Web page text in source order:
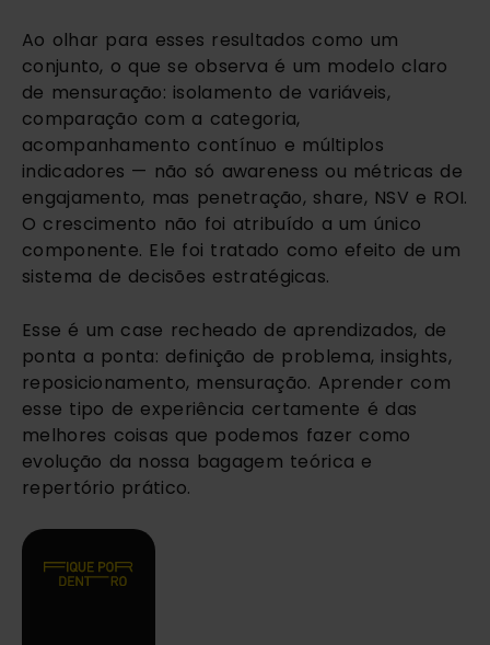
Ao olhar para esses resultados como um
conjunto, o que se observa é um modelo claro
de mensuração: isolamento de variáveis,
comparação com a categoria,
acompanhamento contínuo e múltiplos
indicadores — não só awareness ou métricas de
engajamento, mas penetração, share, NSV e ROI.
O crescimento não foi atribuído a um único
componente. Ele foi tratado como efeito de um
sistema de decisões estratégicas.
Esse é um case recheado de aprendizados, de
ponta a ponta: definição de problema, insights,
reposicionamento, mensuração. Aprender com
esse tipo de experiência certamente é das
melhores coisas que podemos fazer como
evolução da nossa bagagem teórica e
repertório prático.